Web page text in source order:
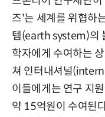
즈'는 세계를 위협하
템(earth system)의
학자에게 수여하는
쳐 인터내셔널
이들에게는 연구 지
약 15억원이 수여된